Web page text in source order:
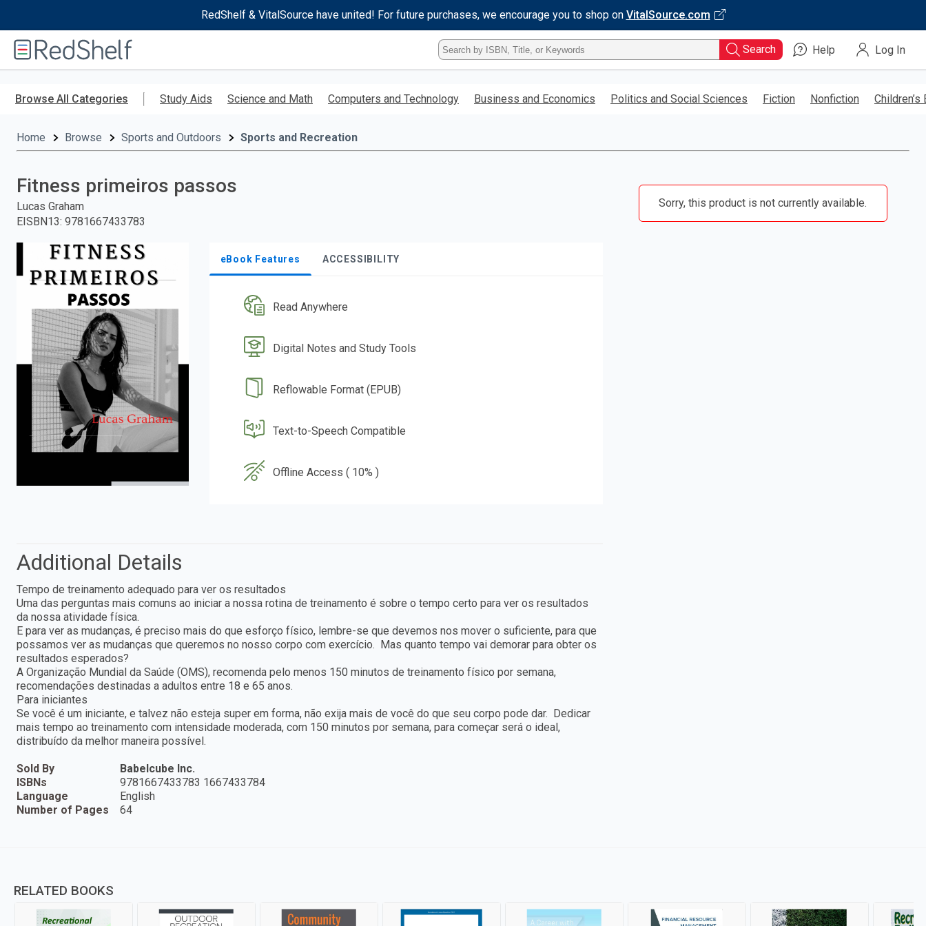
RedShelf & VitalSource have united! For future purchases, we encourage you to shop on VitalSource.com
RedShelf
Type
ISBN,
Title,
Keyword
Search Help Log In
Browse All Categories Study Aids Science and Math Computers and Technology Business and Economics Politics and Social Sciences Fiction Nonfiction Children’s
Home Browse Sports and Outdoors Sports and Recreation
Fitness primeiros passos
Lucas Graham
EISBN13: 9781667433783
eBook Features ACCESSIBILITY
Read Anywhere
Digital Notes and Study Tools
Reflowable Format (EPUB)
Text-to-Speech Compatible
Offline Access ( 10% )
Sorry, this product is not currently available.
Additional Details
Tempo de treinamento adequado para ver os resultados
Uma das perguntas mais comuns ao iniciar a nossa rotina de treinamento é sobre o tempo certo para ver os resultados
da nossa atividade física.
E para ver as mudanças, é preciso mais do que esforço físico, lembre-se que devemos nos mover o suficiente, para que
possamos ver as mudanças que queremos no nosso corpo com exercício. Mas quanto tempo vai demorar para obter os
resultados esperados?
A Organização Mundial da Saúde (OMS), recomenda pelo menos 150 minutos de treinamento físico por semana,
recomendações destinadas a adultos entre 18 e 65 anos.
Para iniciantes
Se você é um iniciante, e talvez não esteja super em forma, não exija mais de você do que seu corpo pode dar. Dedicar
mais tempo ao treinamento com intensidade moderada, com 150 minutos por semana, para começar será o ideal,
distribuído da melhor maneira possível.
Sold By
Babelcube Inc.
ISBNs
9781667433783 1667433784
Language
English
Number of Pages
64
RELATED BOOKS